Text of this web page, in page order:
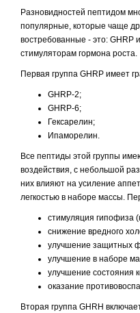
Разновидностей пептидом
популярные, которые чаще
востребованные - это: GHRP
стимуляторам гормона роста.
Первая группа GHRP имеет
GHRP-2;
GHRP-6;
Гексарелин;
Ипаморелин.
Все пептиды этой группы
воздействия, с небольшой
них влияют на усиление
легкостью в наборе массы.
стимуляция гипофиза
снижение вредного
улучшение защитных
улучшение в наборе
улучшение состояния
оказание
Вторая группа GHRH